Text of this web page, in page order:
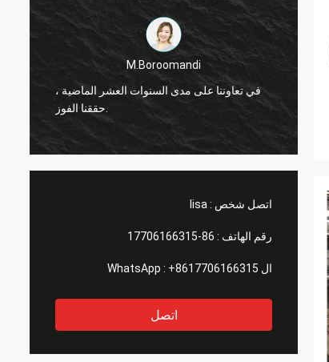
M.Boroomandi
في تعاوننا على مدى السنوات العشر الماضية ،
اتصل شخص : lisa
رقم الهاتف : 86-17706166315
ال WhatsApp : +8617706166315
اتصل